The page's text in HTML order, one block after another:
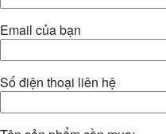
Email của bạn
Số điện thoại liên hệ